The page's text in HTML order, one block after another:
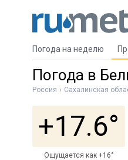
Погода на неделю
Погода в
Россия Сахалинская
+17.6°
Ощущается как +16°